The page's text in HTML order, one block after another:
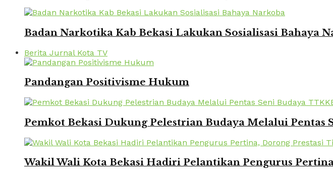
Badan Narkotika Kab Bekasi Lakukan Sosialisasi Bahaya
Berita Jurnal Kota TV
Pandangan Positivisme Hukum
Pemkot Bekasi Dukung Pelestrian Budaya Melalui Pentas
Wakil Wali Kota Bekasi Hadiri Pelantikan Pengurus